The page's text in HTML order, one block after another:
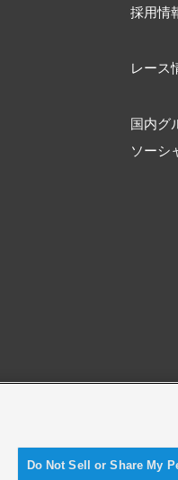
採用情
レース
国内グ
ソーシ
アクセシビリテ
Do Not Sell or Share My